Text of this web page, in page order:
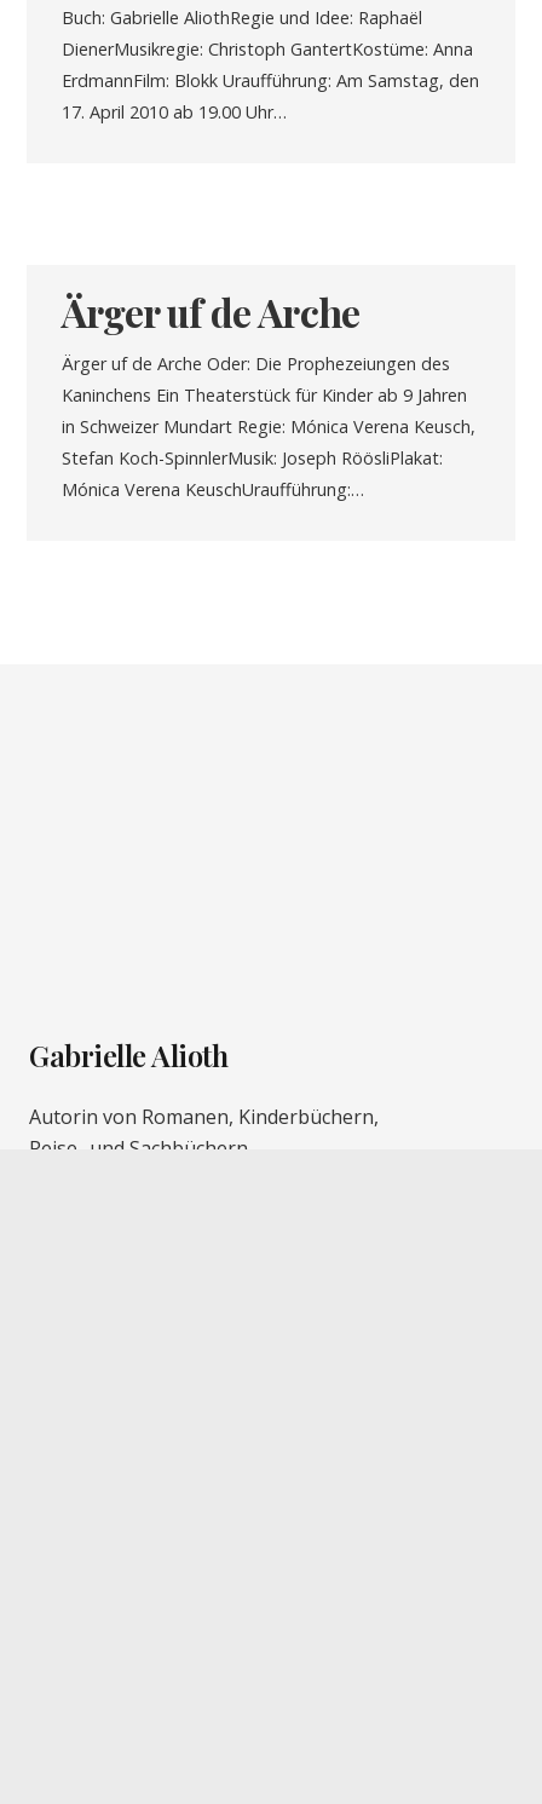
Buch: Gabrielle AliothRegie und Idee: Raphaël
DienerMusikregie: Christoph GantertKostüme: Anna
ErdmannFilm: Blokk Uraufführung: Am Samstag, den
17. April 2010 ab 19.00 Uhr…
Ärger uf de Arche
Ärger uf de Arche Oder: Die Prophezeiungen des
Kaninchens Ein Theaterstück für Kinder ab 9 Jahren
in Schweizer Mundart Regie: Mónica Verena Keusch,
Stefan Koch-SpinnlerMusik: Joseph RöösliPlakat:
Mónica Verena KeuschUraufführung:…
Gabrielle Alioth
Autorin von Romanen, Kinderbüchern,
Reise- und Sachbüchern.